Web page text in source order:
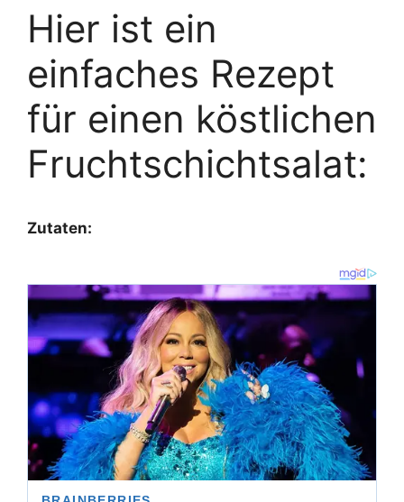
Hier ist ein
einfaches Rezept
für einen köstlichen
Fruchtschichtsalat:
Zutaten: